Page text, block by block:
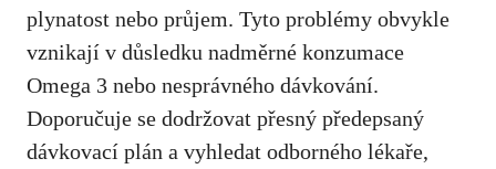
plynatost nebo průjem. Tyto problémy obvykle
vznikají v důsledku nadměrné konzumace
Omega 3‍ nebo nesprávného⁤ dávkování.
⁢Doporučuje se⁢ dodržovat ⁤přesný ⁢předepsaný⁢
dávkovací plán a vyhledat odborného lékaře,